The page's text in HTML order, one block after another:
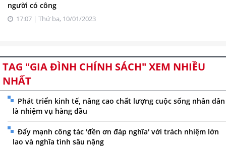
người có công
17:07 | Thứ ba, 10/01/2023
TAG "GIA ĐÌNH CHÍNH SÁCH" XEM NHIỀU
NHẤT
Phát triển kinh tế, nâng cao chất lượng cuộc sống nhân dân
là nhiệm vụ hàng đầu
Đẩy mạnh công tác 'đền ơn đáp nghĩa' với trách nhiệm lớn
lao và nghĩa tình sâu nặng